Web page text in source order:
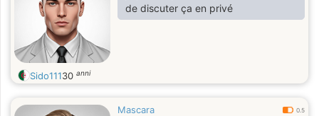
de discuter ça en privé
Sido11130 anni
Mascara 0.5